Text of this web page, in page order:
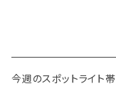
今週のスポットライト帯